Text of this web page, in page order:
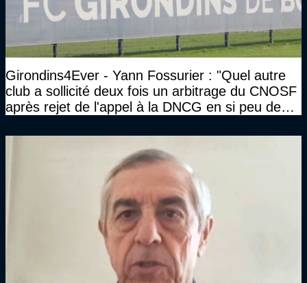
Girondins4Ever - Yann Fossurier : "Quel autre
club a sollicité deux fois un arbitrage du CNOSF
après rejet de l'appel à la DNCG en si peu de